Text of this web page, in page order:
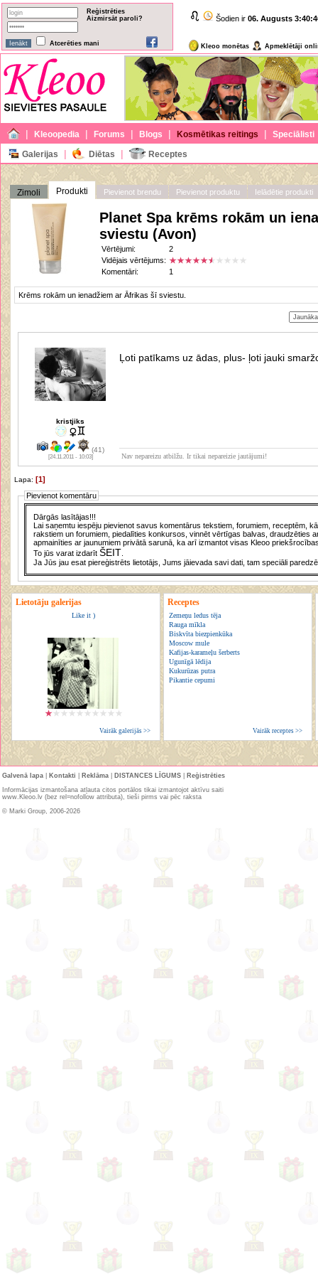
Reģistrēties
Aizmirsāt paroli?
Atcerēties mani
Šodien ir 06. Augusts
Kleoo monētas Apmeklētāji
| Kleoopedia | Forums | Blogs | Kosmētikas reitings | Speciālisti
Galerijas | Diētas | Receptes
Zimoli Produkti Pievienot brendu Pievienot produktu Ielādētie produkti
Planet Spa krēms rokām un
sviestu (Avon)
Vērtējumi:
2
Vidējais vērtējums:
Komentāri:
1
Krēms rokām un ienadžiem ar Āfrikas šī sviestu.
kristjiks
(41)
[24.11.2011 - 10:03]
Ļoti patīkams uz ādas, plus- ļoti jauki
Nav nepareizu atbilžu. Ir tikai nepareizie jautājumi!
Lapa: [1]
Pievienot komentāru
Dārgās lasītājas!!!
Lai saņemtu iespēju pievienot savus komentārus tekstiem, forumiem, receptēm,
rakstiem un forumiem, piedalīties konkursos, vinnēt vērtīgas balvas, draudzēties
apmainīties ar jaunumiem privātā sarunā, ka arī izmantot visas Kleoo
To jūs varat izdarītŠEIT
Ja Jūs jau esat piereģistrēts lietotājs, Jums jāievada savi dati, tam speciāli
Lietotāju galerijas
Like it )
Vairāk galerijās >>
Receptes
Zemeņu ledus tēja
Rauga mīkla
Biskvīta biezpienkūka
Moscow mule
Kafijas-karameļu šerberts
Ugunīgā lēdija
Kukurūzas putra
Pikantie cepumi
Vairāk receptes >>
Galvenā lapa Kontakti Reklāma DISTANCES LĪGUMS
Reģistrēties
Informācijas izmantošana atļauta citos portālos tikai izmantojot aktīvu saiti
www.Kleoo.lv (bez rel=nofollow attributa), tieši pirms vai pēc raksta
© Marki Group, 2006-2026